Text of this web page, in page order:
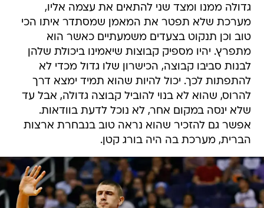
גדולה ממנו ומצד שני להתאים את עצמה אליו,
מערכת שלא תפטר את המאמן שמסתדר איתו הכי
טוב וכן תנקוט בצעדים משמעתיים כאשר הוא
מתפרץ. יהיו מספיק קבוצות שיאמינו ביכולת שלהן
לבנות סביבו קבוצה, הכישרון שלו גדול מכדי לא
להתפתות לכך. יכול להיות שהוא תמיד ימצא דרך
להרוס, שהוא לא בנוי להוביל קבוצה גדולה, אבל עד
שלא ינסה במקום אחר, לא נוכל לדעת בוודאות.
אפשר גם להזכיר שהוא נראה טוב בנבחרת ארצות
הברית, מערכת בה היה בורג קטן.